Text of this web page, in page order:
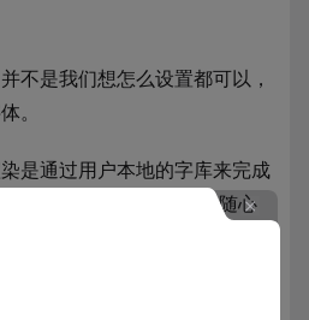
不是我们想怎么设置都可以，
。
是通过用户本地的字库来完成
计 UI 和网页的时候不能随心
不用去设置中文字体，但可以